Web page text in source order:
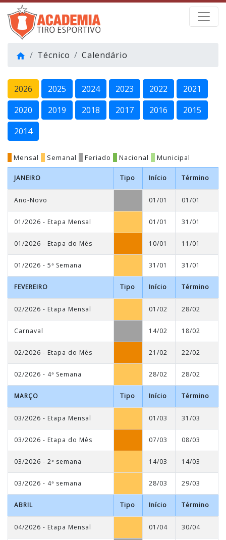
home Técnico Calendário
2026 2025 2024 2023 2022
2021
2020
2019 2018 2017 2016
2015
2014
Mensal Semanal Feriado Nacional Municipal
JANEIRO Tipo Início Término
Ano-Novo 01/01 01/01
01/2026 - Etapa Mensal 01/01 31/01
01/2026 - Etapa do Mês 10/01 11/01
01/2026 - 5ª Semana 31/01 31/01
FEVEREIRO Tipo Início Término
02/2026 - Etapa Mensal 01/02 28/02
Carnaval 14/02 18/02
02/2026 - Etapa do Mês 21/02 22/02
02/2026 - 4ª Semana 28/02 28/02
MARÇO Tipo Início Término
03/2026 - Etapa Mensal 01/03 31/03
03/2026 - Etapa do Mês 07/03 08/03
03/2026 - 2ª semana 14/03 14/03
03/2026 - 4ª semana 28/03 29/03
ABRIL Tipo Início Término
04/2026 - Etapa Mensal 01/04 30/04